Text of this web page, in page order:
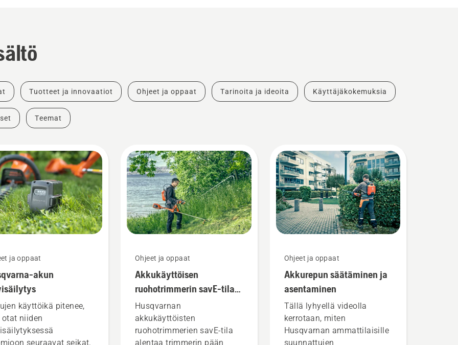
Tuotteet ja innovaatiot Ohjeet ja oppaat Tarinoita ja ideoita Käyttäjäkokemuksia
Teemat
ja oppaat
akun
käyttöikä pitenee,
otat niiden
seuraavat seikat.
Ohjeet ja oppaat
Akkukäyttöisen
ruohotrimmerin savE-tilan
käyttäminen
Husqvarnan
akkukäyttöisten
ruohotrimmerien savE-tila
alentaa trimmerin pään
Ohjeet ja oppaat
Akkurepun säätäminen ja
asentaminen
Tällä lyhyellä videolla
kerrotaan, miten
Husqvarnan ammattilaisille
suunnattujen